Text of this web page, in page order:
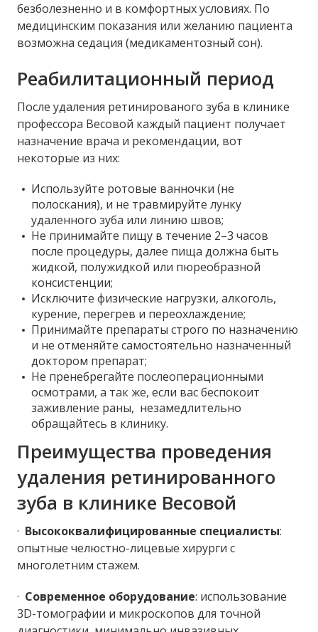
безболезненно и в комфортных условиях. По
медицинским показания или желанию пациента
возможна седация (медикаментозный сон).
Реабилитационный период
После удаления ретинированого зуба в клинике
профессора Весовой каждый пациент получает
назначение врача и рекомендации, вот
некоторые из них:
Используйте ротовые ванночки (не
полоскания), и не травмируйте лунку
удаленного зуба или линию швов;
Не принимайте пищу в течение 2–3 часов
после процедуры, далее пища должна быть
жидкой, полужидкой или пюреобразной
консистенции;
Исключите физические нагрузки, алкоголь,
курение, перегрев и переохлаждение;
Принимайте препараты строго по назначению
и не отменяйте самостоятельно назначенный
доктором препарат;
Не пренебрегайте послеоперационными
осмотрами, а так же, если вас беспокоит
заживление раны, незамедлительно
обращайтесь в клинику.
Преимущества проведения
удаления ретинированного
зуба в клинике Весовой
· Высококвалифицированные специалисты:
опытные челюстно-лицевые хирурги с
многолетним стажем.
· Современное оборудование: использование
3D-томографии и микроскопов для точной